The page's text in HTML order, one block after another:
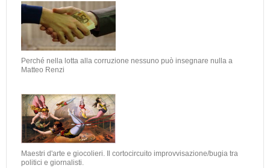
Perché nella lotta alla corruzione nessuno può insegnare nulla a
Matteo Renzi
Maestri d'arte e giocolieri. Il cortocircuito improvvisazione/bugia tra
politici e giornalisti.